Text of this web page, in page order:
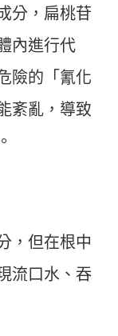
分，扁桃苷
內進行代
險的「氰化
紊亂，導致
，但在根中
流口水、吞